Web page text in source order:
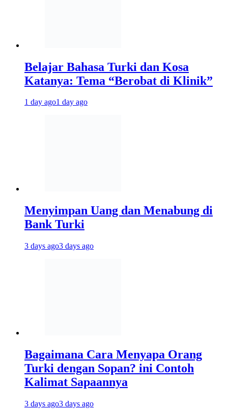
Belajar Bahasa Turki dan Kosa
Katanya: Tema “Berobat di Klinik”
1 day ago1 day ago
Menyimpan Uang dan Menabung di
Bank Turki
3 days ago3 days ago
Bagaimana Cara Menyapa Orang
Turki dengan Sopan? ini Contoh
Kalimat Sapaannya
3 days ago3 days ago